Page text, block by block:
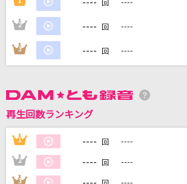
DAMに会員登録・ログインして
家族や友達と一緒に！練習にも！
回 ----
2 ---- 回 ----
3 ---- 回 ----
再生回数ランキング
1 ---- 回 ----
2 ---- 回 ----
3 ----